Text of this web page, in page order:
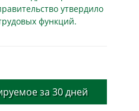
утвердило
функций.
за 30 дней